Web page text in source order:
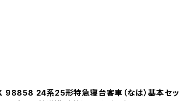
98858 24系25形特急寝台客車（なは）基本セッ